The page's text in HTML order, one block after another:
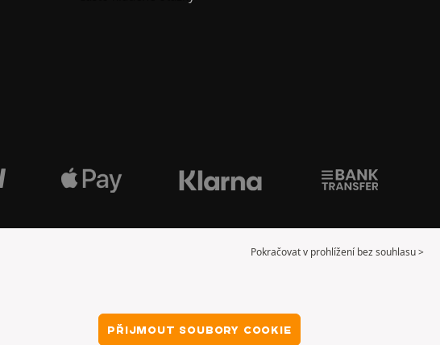
Pokračovat v prohlížení bez souhlasu >
PŘIJMOUT SOUBORY COOKIE